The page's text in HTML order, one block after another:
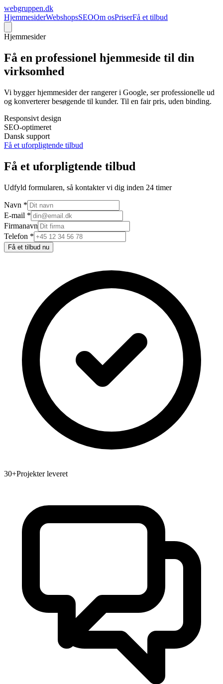
webgruppen.dk
HjemmesiderWebshopsSEOOm osPriserFå et tilbud
Hjemmesider
Få en professionel hjemmeside til din
virksomhed
Vi bygger hjemmesider der rangerer i Google, ser professionelle ud
og konverterer besøgende til kunder. Til en fair pris, uden binding.
Responsivt design
SEO-optimeret
Dansk support
Få et uforpligtende tilbud
Få et uforpligtende tilbud
Udfyld formularen, så kontakter vi dig inden 24 timer
Navn *
E-mail *
Firmanavn
Telefon *
Få et tilbud nu
30+Projekter leveret